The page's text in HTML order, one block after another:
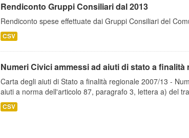
Rendiconto Gruppi Consiliari dal 2013
Rendiconto spese effettuate dai Gruppi Consiliari del
CSV
Numeri Civici ammessi ad aiuti di stato a finalità
Carta degli aiuti di Stato a finalità regionale 2007/13 -
aiuti a norma dell'articolo 87, paragrafo 3, lettera a) del
CSV